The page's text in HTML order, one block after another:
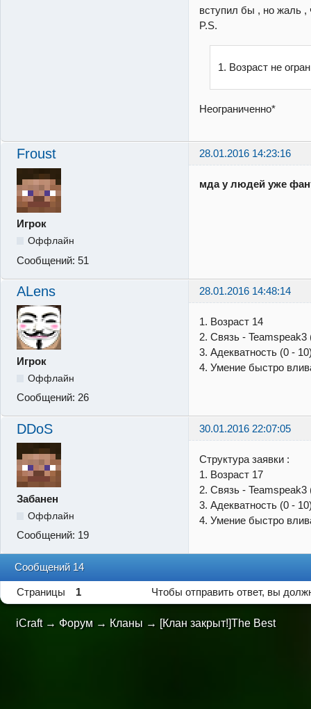
вступил бы , но жаль ,
P.S.
1. Возраст не
Неограниченно*
Froust 28.01.2016 14:23:16
Игрок
Оффлайн
Сообщений: 51
мда у людей уже
ALens 28.01.2016 14:48:14
Игрок
Оффлайн
Сообщений: 26
1. Возраст 14
2. Связь - Teamspeak3
3. Адекватность (0 -
4. Умение быстро
DDoS 30.01.2016 22:07:05
Забанен
Оффлайн
Сообщений: 19
Структура заявки :
1. Возраст 17
2. Связь -
3. Адекватность (0 -
4. Умение быстро
Сообщений 14
Страницы 1 Чтобы отправить ответ, вы
iCraft → Форум → Кланы → [Клан закрыт!]The Best